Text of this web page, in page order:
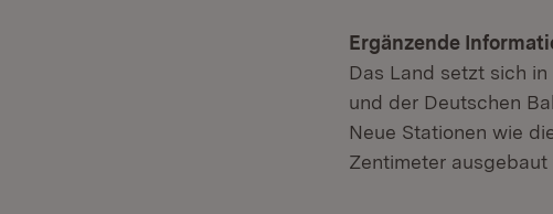
Ergänzende
Das Land setzt sich
und der Deutschen
Neue Stationen wie
Zentimeter